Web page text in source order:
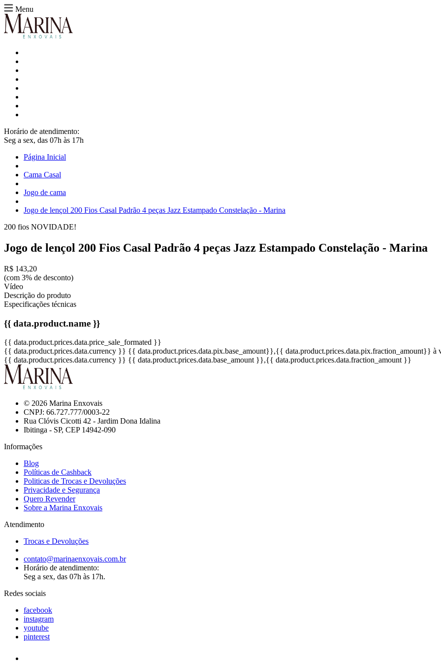
Menu
Horário de atendimento:
Seg a sex, das 07h às 17h
Página Inicial
Cama Casal
Jogo de cama
Jogo de lençol 200 Fios Casal Padrão 4 peças Jazz Estampado Constelação - Marina
200 fios NOVIDADE!
Jogo de lençol 200 Fios Casal Padrão 4 peças Jazz Estampado Constelação - Marina
R$ 143,20
(com 3% de desconto)
Vídeo
Descrição do produto
Especificações técnicas
{{ data.product.name }}
{{ data.product.prices.data.price_sale_formated }}
{{ data.product.prices.data.currency }} {{ data.product.prices.data.pix.base_amount}},{{ data.product.prices.data.pix.fraction_amount}} à
{{ data.product.prices.data.currency }} {{ data.product.prices.data.base_amount }},{{ data.product.prices.data.fraction_amount }}
© 2026 Marina Enxovais
CNPJ: 66.727.777/0003-22
Rua Clóvis Cicotti 42 - Jardim Dona Idalina
Ibitinga - SP, CEP 14942-090
Informações
Blog
Políticas de Cashback
Politicas de Trocas e Devoluções
Privacidade e Segurança
Quero Revender
Sobre a Marina Enxovais
Atendimento
Trocas e Devoluções
contato@marinaenxovais.com.br
Horário de atendimento:
Seg a sex, das 07h às 17h.
Redes sociais
facebook
instagram
youtube
pinterest